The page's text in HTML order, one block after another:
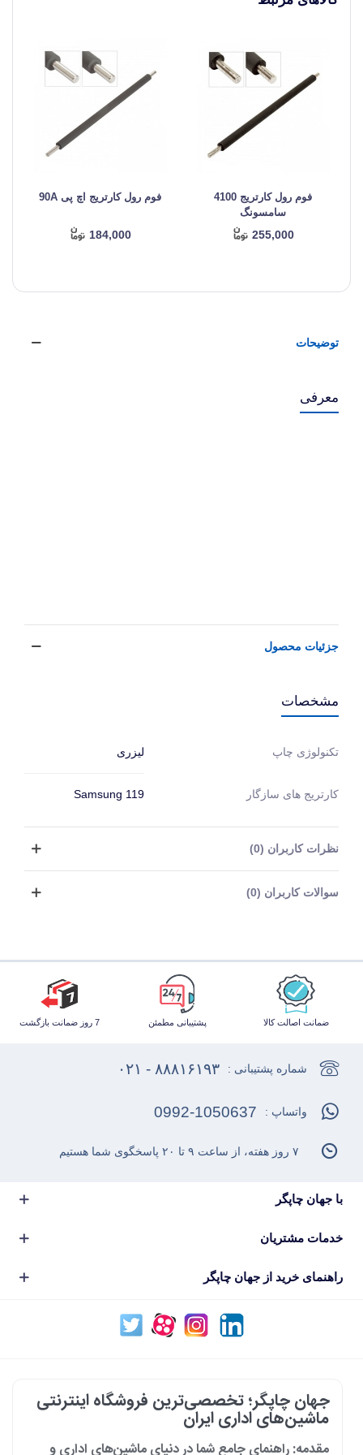
فوم رول کارتریج 4100
سامسونگ
255,000
فوم رول کارتریج اچ پی 90A
184,000
توضیحات
معرفی
جزئیات محصول
مشخصات
تکنولوژی چاپ لیزری
کارتریج های سازگار Samsung 119
نظرات کاربران (0)
سوالات کاربران (0)
ضمانت اصالت کالا پشتیبانی مطمئن 7 روز ضمانت بازگشت
با جهان چاپگر
خدمات مشتریان
راهنمای خرید از جهان چاپگر
شماره پشتیبانی : ۸۸۸۱۶۱۹۳ - ۰۲۱
واتساپ : 0992-1050637
۷ روز هفته، از ساعت ۹ تا ۲۰ پاسخگوی شما هستیم
جهان چاپگر؛ تخصصی‌ترین فروشگاه اینترنتی
ماشین‌های اداری ایران
مقدمه: راهنمای جامع شما در دنیای ماشین‌های اداری و